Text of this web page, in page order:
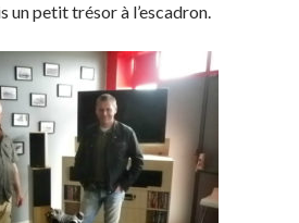
un petit trésor à l’escadron.